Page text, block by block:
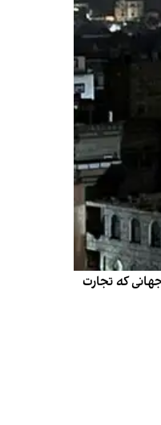
که تجارت